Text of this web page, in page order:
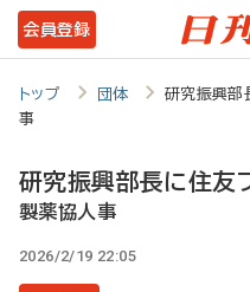
メ
イ
ン
テ
ツ
会員登録
トップ 団体
研究振興部
事
研究振興部長に住友
製薬協人事
2026/2/19 22:05